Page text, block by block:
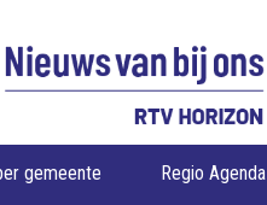
gemeente Regio Agenda